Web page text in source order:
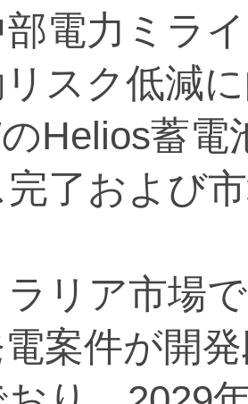
電力ミラ
スク低減
Helios蓄
了および
リア市場
案件が開